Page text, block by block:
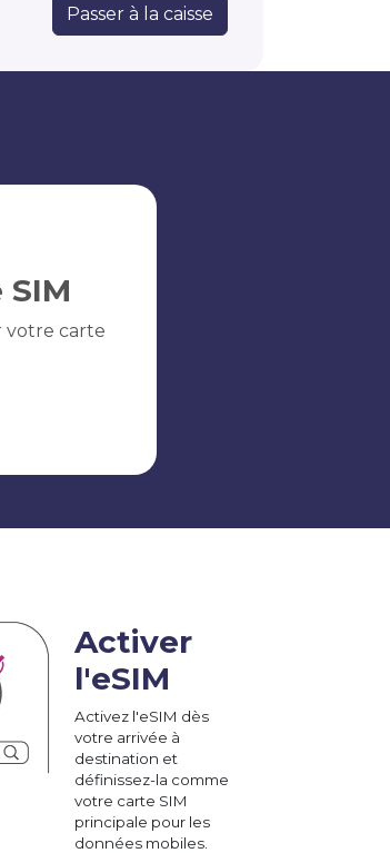
Passer à la caisse
votre carte
Activer
l'eSIM
Activez l'eSIM dès
votre arrivée à
destination et
définissez-la comme
votre carte SIM
principale pour les
données mobiles.